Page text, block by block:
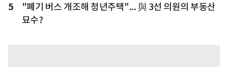
5
"폐기 버스 개조해 청년주택"... 與 3선 의원의 부동산
묘수?